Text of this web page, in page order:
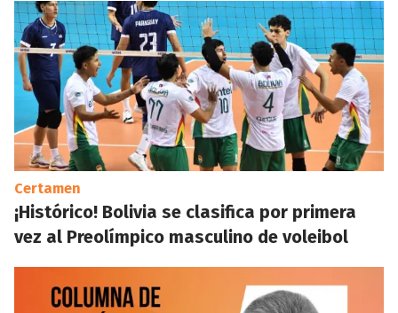
Certamen
¡Histórico! Bolivia se clasifica por primera
vez al Preolímpico masculino de voleibol